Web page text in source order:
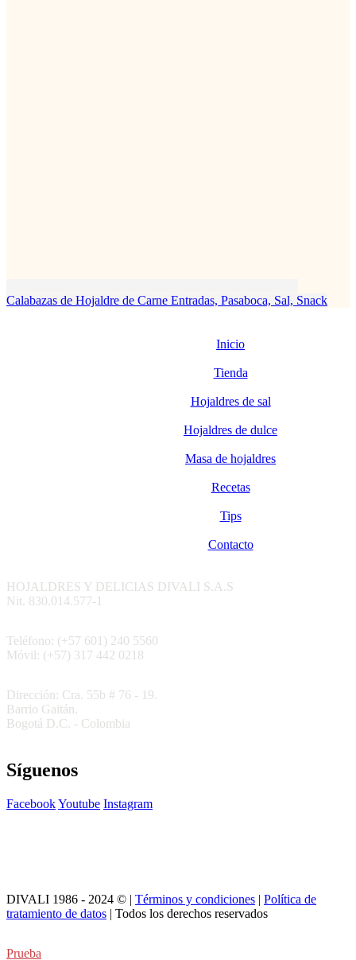
Calabazas de Hojaldre de Carne Entradas, Pasaboca, Sal, Snack
Inicio
Tienda
Hojaldres de sal
Hojaldres de dulce
Masa de hojaldres
Recetas
Tips
Contacto
HOJALDRES Y DELICIAS DIVALI S.A.S
Nit. 830.014.577-1
Teléfono: (+57 601) 240 5560
Móvil: (+57) 317 442 0218
Dirección: Cra. 55b # 76 - 19.
Barrio Gaitán.
Bogotá D.C. - Colombia
Síguenos
FacebookYoutube Instagram
DIVALI 1986 - 2024 © | Términos y condiciones | Política de
tratamiento de datos | Todos los derechos reservados
Prueba